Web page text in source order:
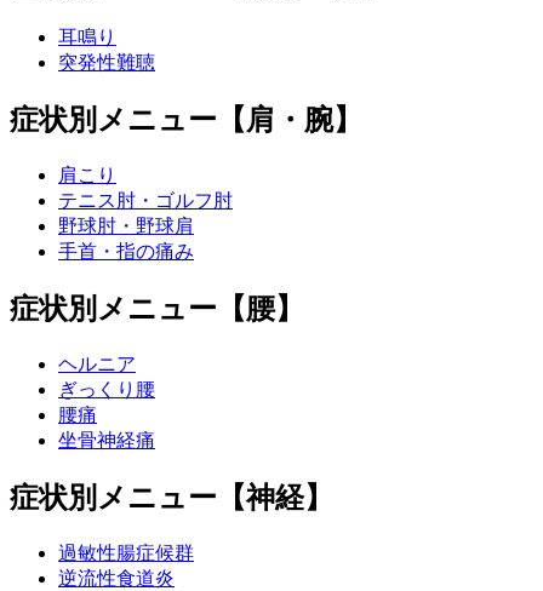
耳鳴り
突発性難聴
症状別メニュー【肩・腕】
肩こり
テニス肘・ゴルフ肘
野球肘・野球肩
手首・指の痛み
症状別メニュー【腰】
ヘルニア
ぎっくり腰
腰痛
坐骨神経痛
症状別メニュー【神経】
過敏性腸症候群
逆流性食道炎